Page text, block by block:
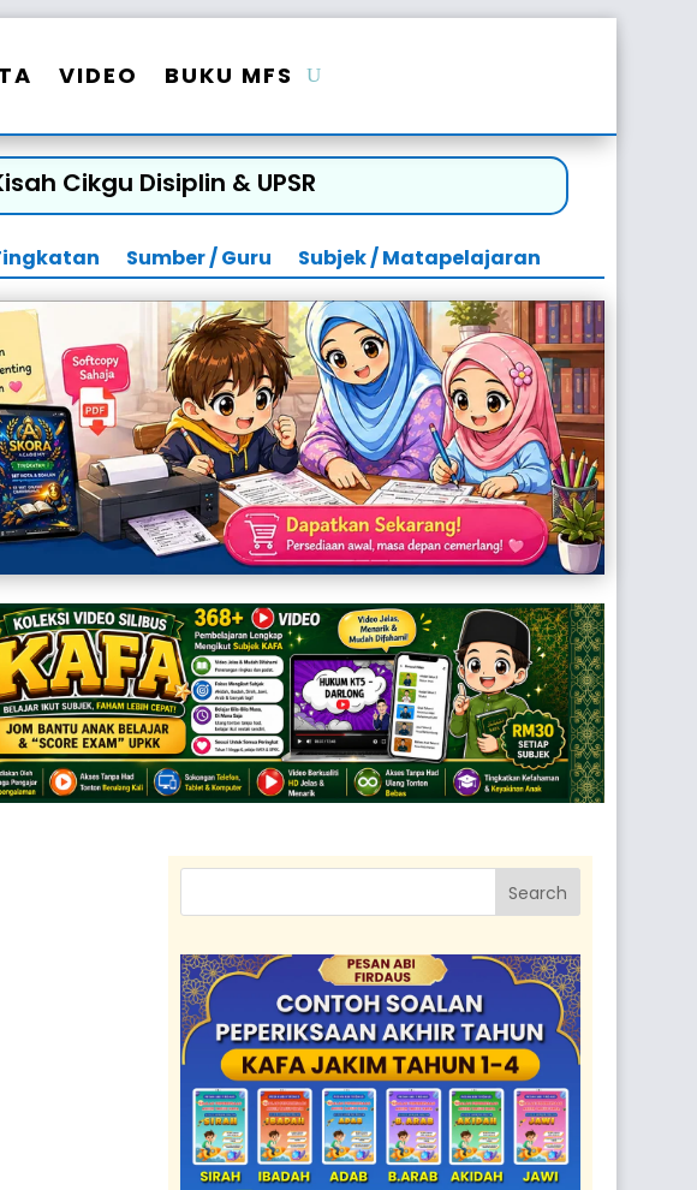
VIDEO BUKU MFS
Cikgu Disiplin & UPSR
Sumber / Guru Subjek / Matapelajaran